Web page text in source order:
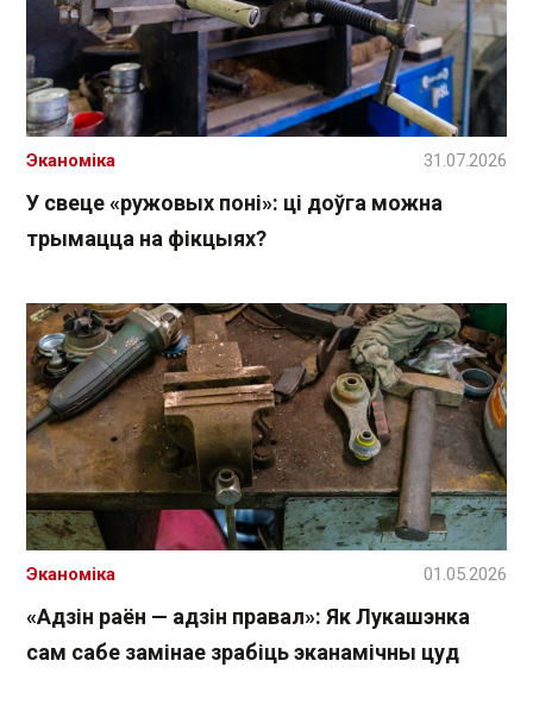
У свеце «ружовых поні»: ці доўга можна
трымацца на фікцыях?
Эканоміка 31.07.2026
«Адзін раён — адзін правал»: Як Лукашэнка
сам сабе замінае зрабіць эканамічны цуд
Эканоміка 01.05.2026